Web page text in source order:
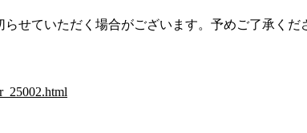
せていただく場合がございます。予めご了承くだ